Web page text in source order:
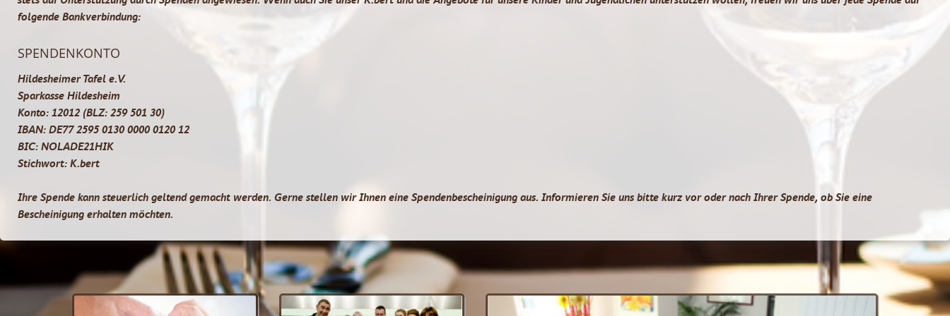
folgende Bankverbindung:
SPENDENKONTO
Hildesheimer Tafel e.V.
Sparkasse Hildesheim
Konto: 12012 (BLZ: 259 501 30)
IBAN: DE77 2595 0130 0000 0120 12
BIC: NOLADE21HIK
Stichwort: K.bert
Ihre Spende kann steuerlich geltend gemacht werden. Gerne stellen wir Ihnen eine Spendenbescheinigung aus. Informieren Sie uns bitte kurz vor oder nach Ihrer Spende, ob Sie eine
Bescheinigung erhalten möchten.